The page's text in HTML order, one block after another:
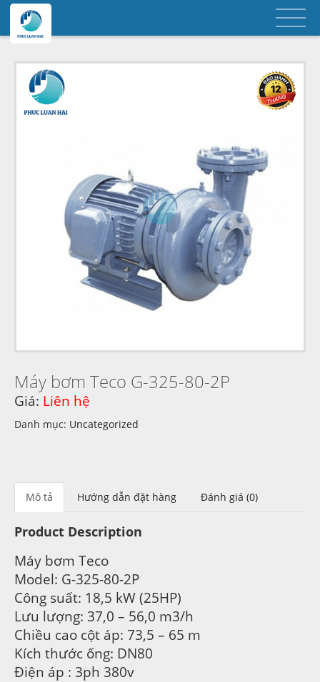
Máy bơm Teco G-325-80-2P
Giá: Liên hệ
Danh mục: Uncategorized
Mô tả Hướng dẫn đặt hàng Đánh giá (0)
Product Description
Máy bơm Teco
Model: G-325-80-2P
Công suất: 18,5 kW (25HP)
Lưu lượng: 37,0 – 56,0 m3/h
Chiều cao cột áp: 73,5 – 65 m
Kích thước ống: DN80
Điện áp : 3ph 380v